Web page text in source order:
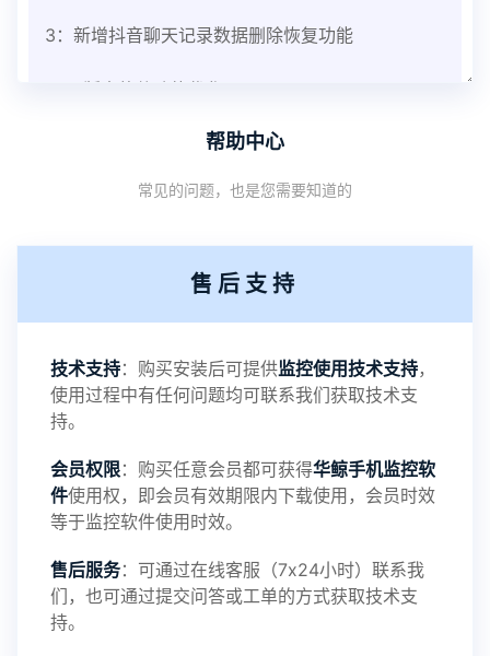
3：新增抖音聊天记录数据删除恢复功能
1：优化监控终端从当前监控界面切换其他被控端手
机设备响应慢问题
4：优化离线云储存服务器相册照片文件夹路径问题
5：优化关闭监控后离线设置云储存对方微信聊天记
录文件改为自定义文件名称
提示：
提示1：为避免异常风险情况，传输对方手机数据文
件至本地请先切换代理网络
帮助中心
常见的问题，也是您需要知道的
售后支持
技术支持：购买安装后可提供监控使用技术支持，
使用过程中有任何问题均可联系我们获取技术支
持。
会员权限：购买任意会员都可获得华鲸手机监控软
件使用权，即会员有效期限内下载使用，会员时效
等于监控软件使用时效。
售后服务：可通过在线客服（7x24小时）联系我
们，也可通过提交问答或工单的方式获取技术支
持。